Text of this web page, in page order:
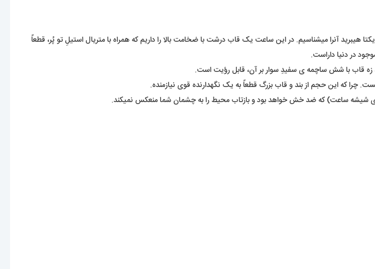
هیبرید آنرا میشناسیم. در این ساعت یک قاب درشت با ضخامت بالا را داریم که همراه با متریال استیلِ تو پُر، قطعاً
در دنیا داراست.
زه قاب با شش ساچمه ی سفیدِ سوار بر آن، قابل رؤیت است.
که این حجم از بند و قاب بزرگ قطعاً به یک نگهدارنده قوی نیازمنده.
ساعت) که ضد خش خواهد بود و بازتاب محیط را به چشمان شما منعکس نمیکند.